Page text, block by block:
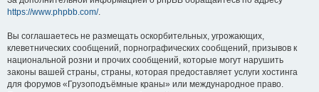
https://www.phpbb.com/.
Вы соглашаетесь не размещать оскорбительных, угрожающих,
клеветнических сообщений, порнографических сообщений, призывов к
национальной розни и прочих сообщений, которые могут нарушить
законы вашей страны, страны, которая предоставляет услуги хостинга
для форумов «Грузоподъёмные краны» или международное право.